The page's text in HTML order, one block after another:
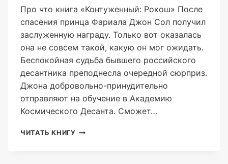
Про что книга «Контуженный: Рокош» После
спасения принца Фариала Джон Сол получил
заслуженную награду. Только вот оказалась
она не совсем такой, какую он мог ожидать.
Беспокойная судьба бывшего российского
десантника преподнесла очередной сюрприз.
Джона добровольно-принудительно
отправляют на обучение в Академию
Космического Десанта. Сможет…
ЧИТАТЬ КНИГУ КОНТУЖЕННЫЙ: